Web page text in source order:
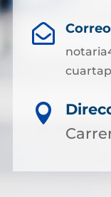

